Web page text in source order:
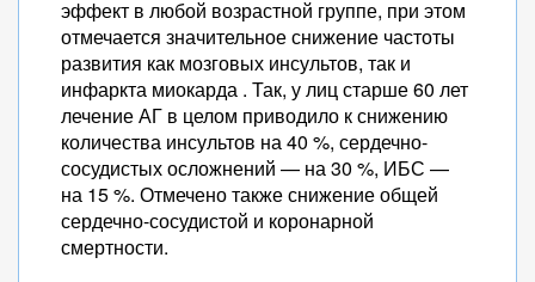
эффект в любой возрастной группе, при этом
отмечается значительное снижение частоты
развития как мозговых инсультов, так и
инфаркта миокарда . Так, у лиц старше 60 лет
лечение АГ в целом приводило к снижению
количества инсультов на 40 %, сердечно-
сосудистых осложнений — на 30 %, ИБС —
на 15 %. Отмечено также снижение общей
сердечно-сосудистой и коронарной
смертности.